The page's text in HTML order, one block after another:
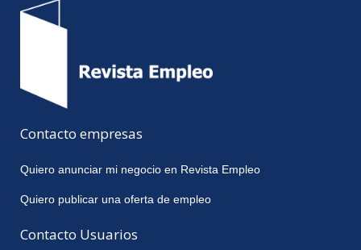
Contacto empresas
Quiero anunciar mi negocio en Revista Empleo
Quiero publicar una oferta de empleo
Contacto Usuarios